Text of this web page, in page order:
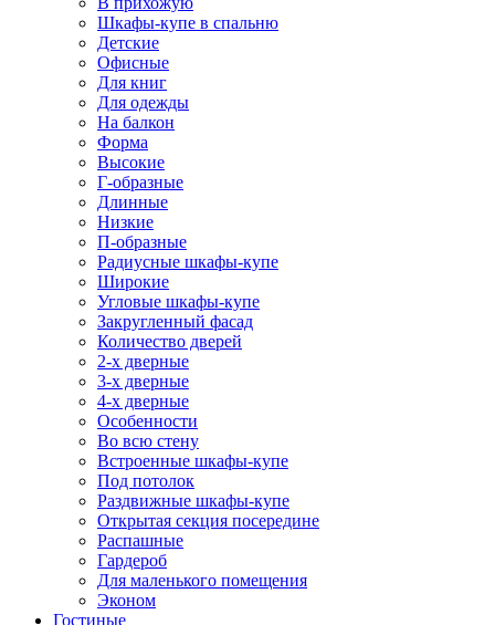
Шкафы-купе в спальню
Детские
Офисные
Для книг
Для одежды
На балкон
Форма
Высокие
Г-образные
Длинные
Низкие
П-образные
Радиусные шкафы-купе
Широкие
Угловые шкафы-купе
Закругленный фасад
Количество дверей
2-х дверные
3-х дверные
4-х дверные
Особенности
Во всю стену
Встроенные шкафы-купе
Под потолок
Раздвижные шкафы-купе
Открытая секция посередине
Распашные
Гардероб
Для маленького помещения
Эконом
Гостиные